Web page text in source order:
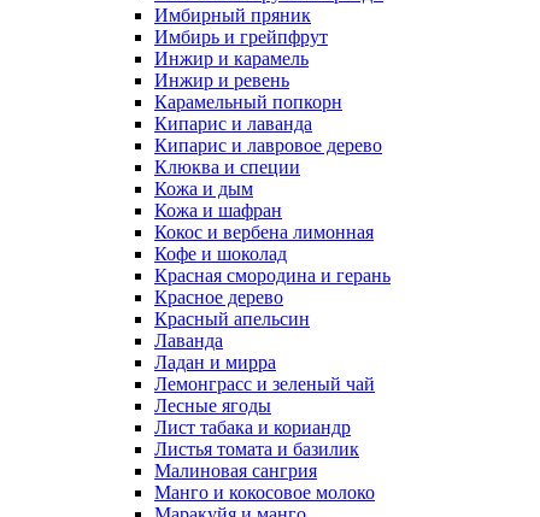
Имбирный пряник
Имбирь и грейпфрут
Инжир и карамель
Инжир и ревень
Карамельный попкорн
Кипарис и лаванда
Кипарис и лавровое дерево
Клюква и специи
Кожа и дым
Кожа и шафран
Кокос и вербена лимонная
Кофе и шоколад
Красная смородина и герань
Красное дерево
Красный апельсин
Лаванда
Ладан и мирра
Лемонграсс и зеленый чай
Лесные ягоды
Лист табака и кориандр
Листья томата и базилик
Малиновая сангрия
Манго и кокосовое молоко